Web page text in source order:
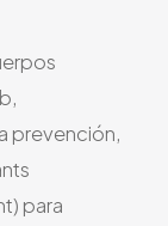
prevención,
para